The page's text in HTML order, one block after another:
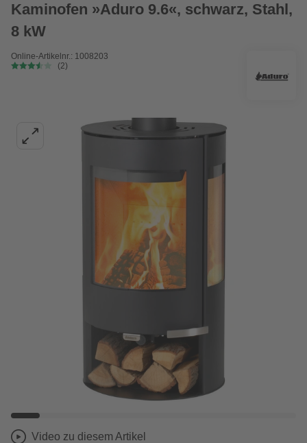
Kaminofen »Aduro 9.6«, schwarz, Stahl,
8 kW
Online-Artikelnr.: 1008203
(2)
Video zu diesem Artikel